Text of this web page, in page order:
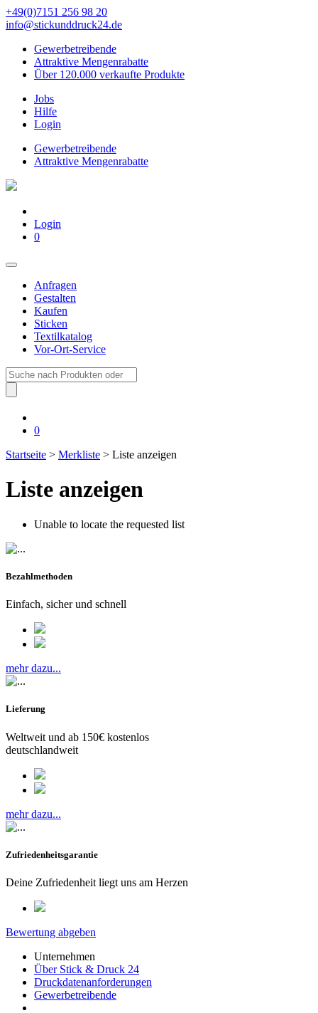
+49(0)7151 256 98 20‬
info@stickunddruck24.de
Gewerbetreibende
Attraktive Mengenrabatte
Über 120.000 verkaufte Produkte
Jobs
Hilfe
Login
Gewerbetreibende
Attraktive Mengenrabatte
Login
0
Anfragen
Gestalten
Kaufen
Sticken
Textilkatalog
Vor-Ort-Service
Suche
nach:
0
Startseite > Merkliste > Liste anzeigen
Liste anzeigen
Unable to locate the requested list
Bezahlmethoden
Einfach, sicher und schnell
mehr dazu...
Lieferung
Weltweit und ab 150€ kostenlos
deutschlandweit
mehr dazu...
Zufriedenheitsgarantie
Deine Zufriedenheit liegt uns am Herzen
Bewertung abgeben
Unternehmen
Über Stick & Druck 24
Druckdatenanforderungen
Gewerbetreibende